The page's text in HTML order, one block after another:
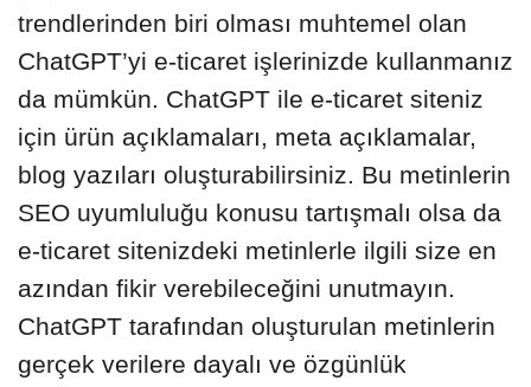
trendlerinden biri olması muhtemel olan
ChatGPT’yi e-ticaret işlerinizde kullanmanız
da mümkün. ChatGPT ile e-ticaret siteniz
için ürün açıklamaları, meta açıklamalar,
blog yazıları oluşturabilirsiniz. Bu metinlerin
SEO uyumluluğu konusu tartışmalı olsa da
e-ticaret sitenizdeki metinlerle ilgili size en
azından fikir verebileceğini unutmayın.
ChatGPT tarafından oluşturulan metinlerin
gerçek verilere dayalı ve özgünlük